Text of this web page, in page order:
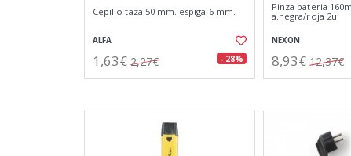
Cepillo taza 50 mm. espiga 6 mm.
ALFA
1,63€ 2,27€ - 28%
Pinza bateria
a.negra/roja 2u.
NEXON
8,93€ 12,37€